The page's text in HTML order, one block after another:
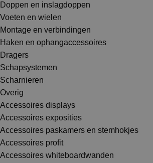
Doppen en inslagdoppen
Voeten en wielen
Montage en verbindingen
Haken en ophangaccessoires
Dragers
Schapsystemen
Scharnieren
Overig
Accessoires displays
Accessoires exposities
Accessoires paskamers en stemhokjes
Accessoires profit
Accessoires whiteboardwanden